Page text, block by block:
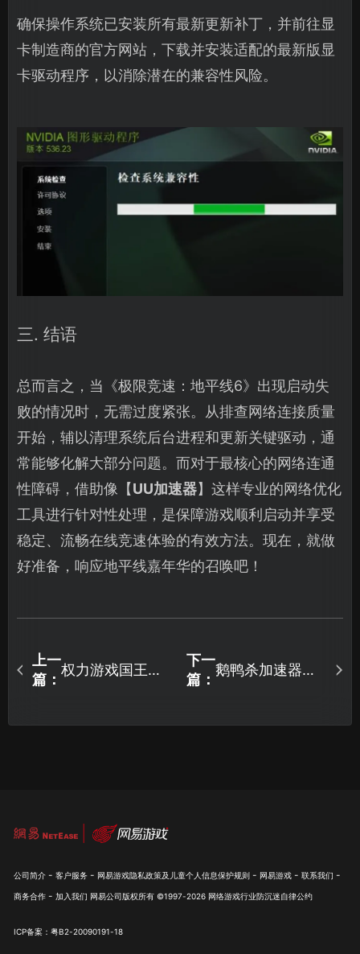
确保操作系统已安装所有最新更新补丁，并前往显
卡制造商的官方网站，下载并安装适配的最新版显
卡驱动程序，以消除潜在的兼容性风险。
三. 结语
总而言之，当《极限竞速：地平线6》出现启动失
败的情况时，无需过度紧张。从排查网络连接质量
开始，辅以清理系统后台进程和更新关键驱动，通
常能够化解大部分问题。而对于最核心的网络连通
性障碍，借助像【UU加速器】这样专业的网络优化
工具进行针对性处理，是保障游戏顺利启动并享受
稳定、流畅在线竞速体验的有效方法。现在，就做
好准备，响应地平线嘉年华的召唤吧！
上一
篇：
权力游戏国王大
下一
篇：
鹅鸭杀加速器告
公司简介 - 客户服务 - 网易游戏隐私政策及儿童个人信息保护规则 - 网易游戏 - 联系我们 -
商务合作 - 加入我们 网易公司版权所有 ©1997-2026 网络游戏行业防沉迷自律公约
ICP备案：粤B2-20090191-18